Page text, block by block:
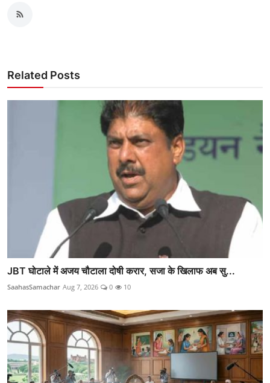
Related Posts
JBT घोटाले में अजय चौटाला दोषी करार, सजा के खिलाफ अब सु...
SaahasSamachar Aug 7, 2026 0 10